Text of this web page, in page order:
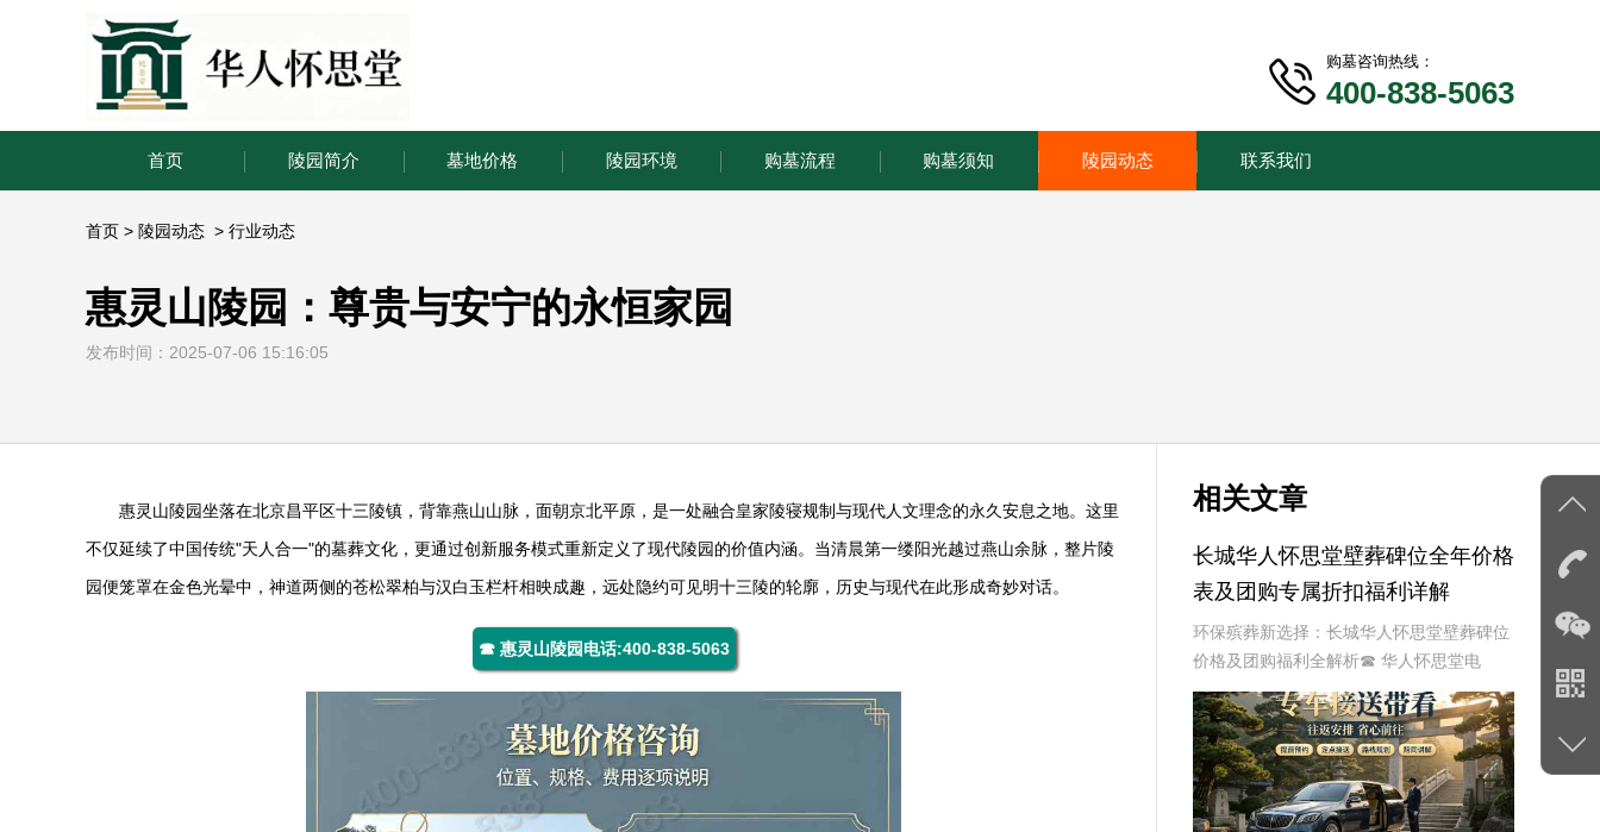
购墓咨询热线：
400-838-5063
首页 陵园简介 墓地价格 陵园环境 购墓流程 购墓须知 陵园动态 联系我们
首页 > 陵园动态 > 行业动态
惠灵山陵园：尊贵与安宁的永恒家园
发布时间：2025-07-06 15:16:05
惠灵山陵园坐落在北京昌平区十三陵镇，背靠燕山山脉，面朝京北平原，是一处融合皇家陵寝规制与现代人文理念的永久安息之地。这里
不仅延续了中国传统"天人合一"的墓葬文化，更通过创新服务模式重新定义了现代陵园的价值内涵。当清晨第一缕阳光越过燕山余脉，整片陵
园便笼罩在金色光晕中，神道两侧的苍松翠柏与汉白玉栏杆相映成趣，远处隐约可见明十三陵的轮廓，历史与现代在此形成奇妙对话。
☎ 惠灵山陵园电话:400-838-5063
相关文章
长城华人怀思堂壁葬碑位全年价格
表及团购专属折扣福利详解
环保殡葬新选择：长城华人怀思堂壁葬碑位
价格及团购福利全解析☎ 华人怀思堂电
话:400-838-5063随着现代人对身后事的规
划日益细致，壁葬作为一种绿色、节地的殡
葬方式逐渐走进大众视野。长城华人怀思